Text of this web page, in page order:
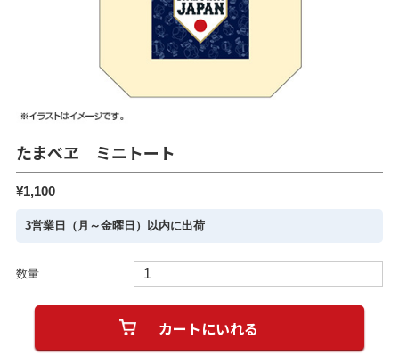
たまべヱ ミニトート
¥1,100
3営業日（月～金曜日）以内に出荷
数量